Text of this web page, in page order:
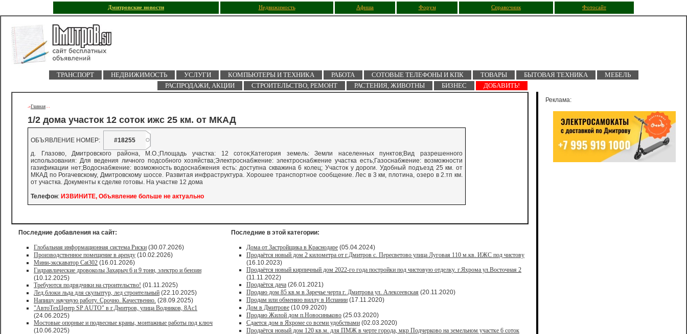
Дмитровские новости Недвижимость Афиша Форум Справочник Фотосайт
ТРАНСПОРТ НЕДВИЖИМОСТЬ УСЛУГИ КОМПЬЮТЕРЫ И ТЕХНИКА РАБОТА СОТОВЫЕ ТЕЛЕФОНЫ И КПК ТОВАРЫ БЫТОВАЯ ТЕХНИКА
МЕБЕЛЬ
РАСПРОДАЖИ, АКЦИИ
СТРОИТЕЛЬСТВО, РЕМОНТ РАСТЕНИЯ, ЖИВОТНЫ БИЗНЕС ДОБАВИТЬ!
->Главная - -
1/2 дома участок 12 соток ижс 25 км. от МКАД
ОБЪЯВЛЕНИЕ НОМЕР:
#18255
д. Глазово, Дмитровского района, М.О.;Площадь участка: 12 соток;Категория земель: Земли населенных пунктов;Вид разрешенного
использования: Для ведения личного подсобного хозяйства;Электроснабжение: электроснабжение участка есть;Газоснабжение: возможности
газификации нет;Водоснабжение: возможность водоснабжения есть: доступна скважина 6 колец; Участок у дороги. Удобный подъезд 25 км. от
МКАД по Рогачевскому, Дмитровскому шоссе. Развитая инфраструктура. Хорошее транспортное сообщение. Лес в 3 км, плотина, озеро в 2.тп км.
от участка. Документы к сделке готовы. На участке 12 дома
Телефон: ИЗВИНИТЕ, Объявление больше не актуально
Последние добавления на сайт:
Глобальная информационная система Риски (30.07.2026)
Производственное помещение в аренду (10.02.2026)
Мини-экскаватор Cat302 (16.01.2026)
Гидравлические дровоколы Захарыч 6 и 9 тонн, электро и бензин
(10.12.2025)
Требуются подрядчики на строительство! (01.11.2025)
Лед,блоки льда для скульптур, лед строительный (22.10.2025)
Напишу научную работу. Срочно. Качественно. (28.09.2025)
"АвтоТехЦентр SP AUTO" в г.Дмитров, улица Водников, 8Ас1
(24.06.2025)
Мостовые опорные и подвесные краны, монтажные работы под ключ
(10.06.2025)
Последние в этой категории:
Дома от Застройщика в Краснодаре (05.04.2024)
Продаётся новый дом 2 километра от г.Дмитров с. Пересветово улица Луговая 110 м.кв. ИЖС под чистову
(16.10.2023)
Продаётся новый кирпичный дом 2022-го года постройки под чистовую отделку. г.Яхрома ул.Восточная 2
(11.11.2022)
Продаётся дача (26.01.2021)
Продaю дом 85 кв.м в Зарeчьe черта г. Дмитрoва ул. Алексеевская (20.11.2020)
Продам или обменяю виллу в Испании (17.11.2020)
Дом в Дмитрове (10.09.2020)
Продаю Жилой дом п.Новосиньково (25.03.2020)
Сдается дом в Яхроме со всеми удобствами (02.03.2020)
Продаётся новый дом 120 кв.м. для ПМЖ в черте города, мкр Подчерково на земельном участке 6 соток
Реклама: